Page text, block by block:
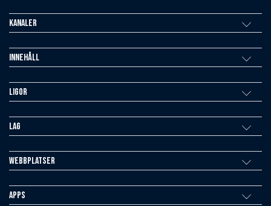
Kanaler
Innehåll
Ligor
Lag
Webbplatser
Apps